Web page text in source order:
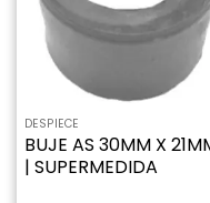
DESPIECE
BUJE AS 30MM X
| SUPERMEDIDA